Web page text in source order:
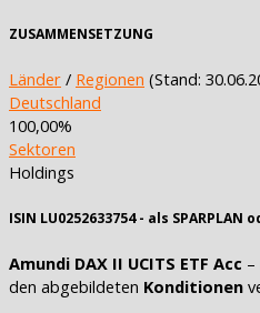
ZUSAMMENSETZUNG
Länder / Regionen (Stand:
Deutschland
100,00%
Sektoren
Holdings
ISIN LU0252633754 - als SPARPLAN
Amundi DAX II UCITS ETF Acc
den abgebildeten Konditionen